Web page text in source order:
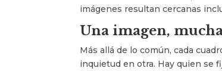
imágenes resultan cercanas
Una imagen,
Más allá de lo común, cada
inquietud en otra. Hay quien se